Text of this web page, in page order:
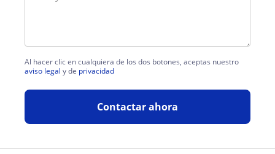
Al hacer clic en cualquiera de los dos botones, aceptas nuestro
aviso legal y de privacidad
Contactar ahora